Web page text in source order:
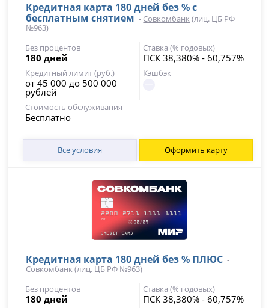
Кредитная карта 180 дней без % с
бесплатным снятием - Совкомбанк (лиц. ЦБ РФ
№963)
Без процентов
180 дней
Ставка (% годовых)
ПСК 38,380% - 60,757%
Кредитный лимит (руб.)
от 45 000 до 500 000
рублей
Кэшбэк
Стоимость обслуживания
Бесплатно
Все условия Оформить карту
Кредитная карта 180 дней без % ПЛЮС -
Совкомбанк (лиц. ЦБ РФ №963)
Без процентов
180 дней
Ставка (% годовых)
ПСК 38,380% - 60,757%